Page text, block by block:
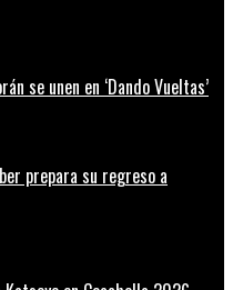
se unen en ‘Dando Vueltas’
prepara su regreso a